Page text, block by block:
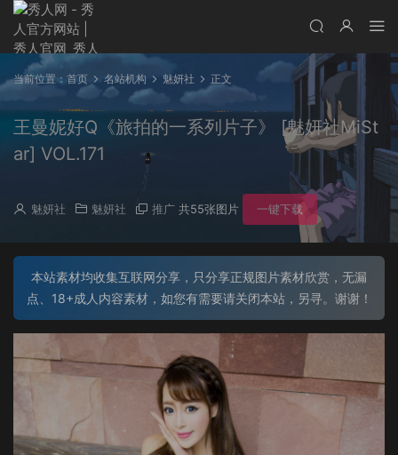
当前位置： 首页 名站机构 魅妍社 正文
王曼妮好Q《旅拍的一系列片子》 [魅妍社MiSt
ar] VOL.171
魅妍社 魅妍社 推广 共55张图片 一键下载
本站素材均收集互联网分享，只分享正规图片素材欣赏，无漏
点、18+成人内容素材，如您有需要请关闭本站，另寻。谢谢！